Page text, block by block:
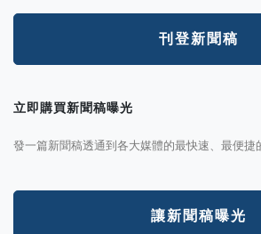
刊登新聞稿
立即購買新聞稿曝光
發一篇新聞稿透通到各大媒體的最快速、最便捷
讓新聞稿曝光